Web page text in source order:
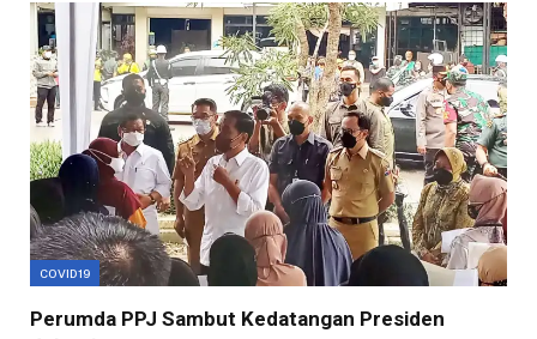
COVID19
Perumda PPJ Sambut Kedatangan Presiden